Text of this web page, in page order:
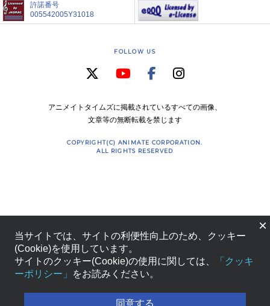
許諾番号
005542005Y31018
FOLLOW US
アニメイトタイムズに掲載されているすべての画像、
文章等の無断転載を禁じます
COPYRIGHT(C) ANIMATE CORPORATION.
ALL RIGHTS RESERVED
×
当サイトでは、サイトの利便性向上のため、クッキー
(Cookie)を使用しています。
サイトのクッキー(Cookie)の使用に関しては、
「クッキ
ーポリシー」
をお読みください。
同意する